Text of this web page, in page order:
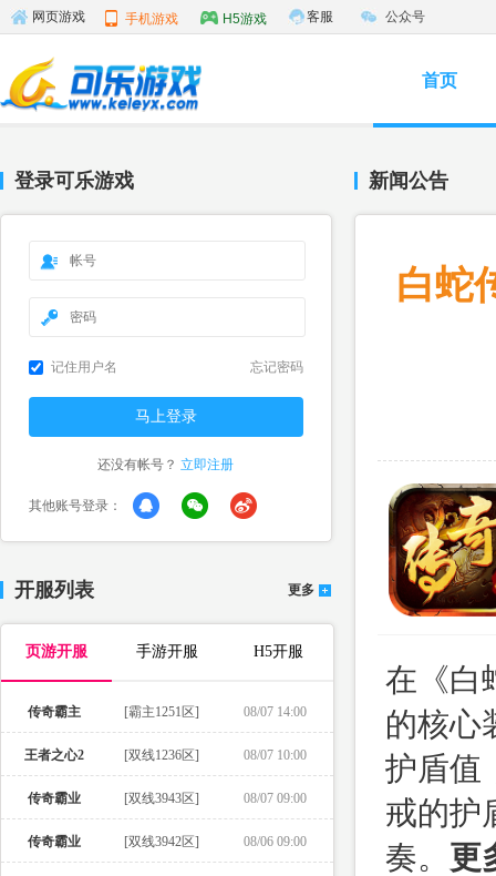
网页游戏 手机游戏 H5游戏 客服 公众号
首页
登录可乐游戏
记住用户名 忘记密码
还没有帐号？ 立即注册
其他账号登录：
开服列表 更多
页游开服 手游开服 H5开服
传奇霸主 [霸主1251区] 08/07 14:00
王者之心2 [双线1236区] 08/07 10:00
传奇霸业 [双线3943区] 08/07 09:00
传奇霸业 [双线3942区] 08/06 09:00
新闻公告
白蛇
在《白
的核心
护盾值
戒的护
奏。 更